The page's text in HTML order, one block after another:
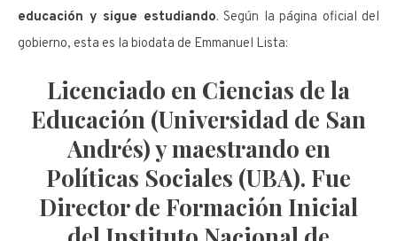
educación y sigue estudiando. Según la página oficial del
gobierno, esta es la biodata de Emmanuel Lista:
Licenciado en Ciencias de la
Educación (Universidad de San
Andrés) y maestrando en
Políticas Sociales (UBA). Fue
Director de Formación Inicial